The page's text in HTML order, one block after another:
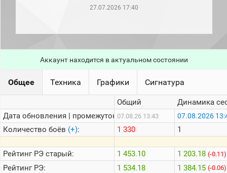
месяц)
(за
последние
сессии)
Топ
1000
Кланы
стримеров
27.07.2026 17:40
Аккаунт находится в актуальном состоянии
Общее Техника Графики Сигнатура
Дата обновления | промежуток:
Количество боёв (+):
РейтингРЭ старый:
РейтингРЭ:
Общий
07.08.26 13:43
1 330
1 453.10
1 534.18
Динамика
07.08.2026
1
1 203.18 (-0.11)
1 384.15 (-0.06)